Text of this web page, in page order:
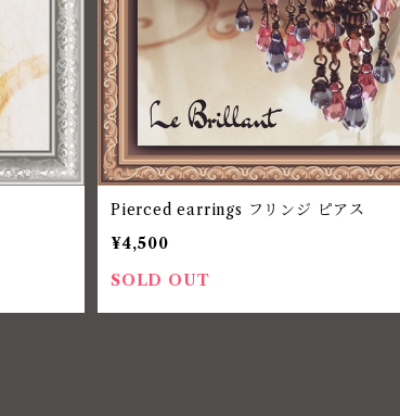
Pierced earrings フリンジ ピアス
¥4,500
SOLD OUT